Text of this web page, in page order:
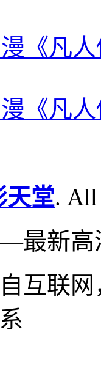
《凡
《凡
天堂. All
最新高
互联